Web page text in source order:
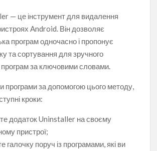
— це інструмент для видалення
Android. Він дозволяє
програм одночасно і пропонує
та сортування для зручного
за ключовими словами.
програми за допомогою цього методу,
кроки:
додаток Uninstaller на своєму
пристрої;
галочку поруч із програмами, які ви